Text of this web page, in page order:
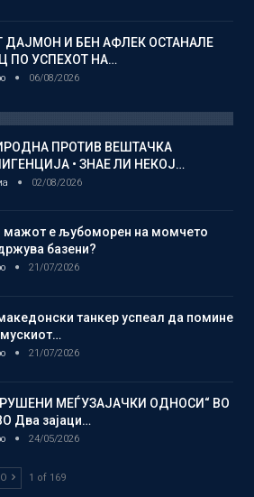
ДАЈМОН И БЕН АФЛЕК ОСТАНАЛЕ
ПО УСПЕХОТ НА…
06/08/2026
ПРОТИВ ВЕШТАЧКА
• ЗНАЕ ЛИ НЕКОЈ…
02/08/2026
мажот е љубоморен на момчето
базени?
21/07/2026
танкер успеал да помине
21/07/2026
МЕЃУЗАЈАЧКИ ОДНОСИ“ ВО
Два зајаци…
24/05/2026
1 of 169